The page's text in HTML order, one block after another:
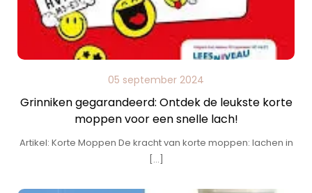
05 september 2024
Grinniken gegarandeerd: Ontdek de leukste korte
moppen voor een snelle lach!
Artikel: Korte Moppen De kracht van korte moppen: lachen in
[…]